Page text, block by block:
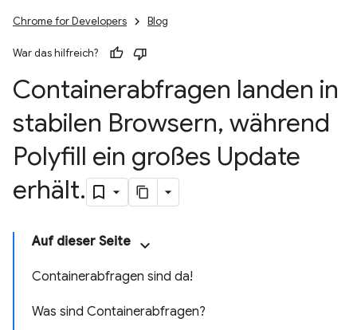
Chrome for Developers Blog
War das hilfreich?
Containerabfragen landen in
stabilen Browsern, während
Polyfill ein großes Update
erhält.
Auf dieser Seite
Containerabfragen sind da!
Was sind Containerabfragen?